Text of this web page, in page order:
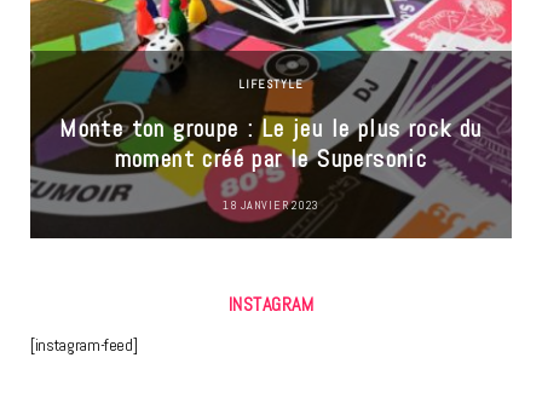
LIFESTYLE
Monte ton groupe : Le jeu le plus rock du
moment créé par le Supersonic
18 JANVIER 2023
INSTAGRAM
[instagram-feed]